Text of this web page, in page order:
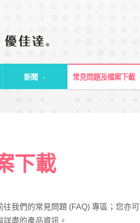
新聞 常見問題及檔案下載
下載
我們的常見問題 (FAQ) 專區；您亦可
盡的產品資訊。